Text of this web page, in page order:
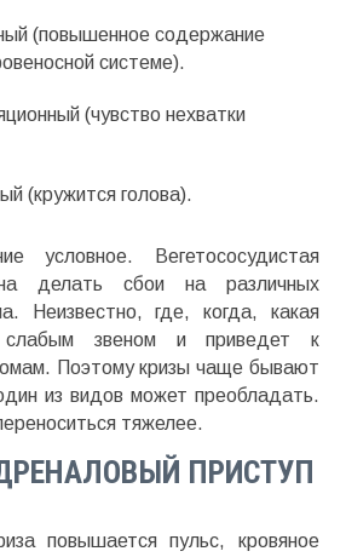
(повышенное содержание
системе).
(чувство нехватки
(кружится голова).
условное. Вегетососудистая
делать сбои на различных
Неизвестно, где, когда, какая
слабым звеном и приведет к
Поэтому кризы чаще бывают
из видов может преобладать.
тяжелее.
ПРИСТУП
повышается пульс, кровяное